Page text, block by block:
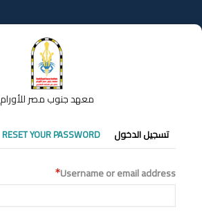
إلى
المحتوى
معهد جنوب مصر للأورام
التبويبات
الأساسية
تسجيل الدخول RESET YOUR PASSWORD
Username or email address